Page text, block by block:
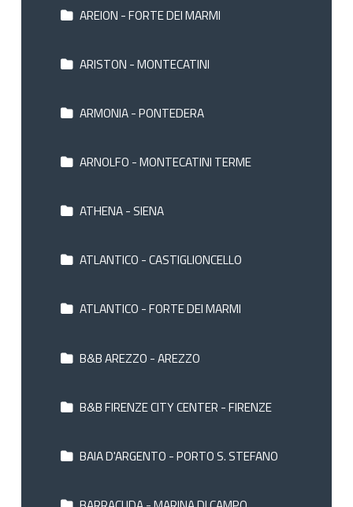
AREION - FORTE DEI MARMI
ARISTON - MONTECATINI
ARMONIA - PONTEDERA
ARNOLFO - MONTECATINI TERME
ATHENA - SIENA
ATLANTICO - CASTIGLIONCELLO
ATLANTICO - FORTE DEI MARMI
B&B AREZZO - AREZZO
B&B FIRENZE CITY CENTER - FIRENZE
BAIA D'ARGENTO - PORTO S. STEFANO